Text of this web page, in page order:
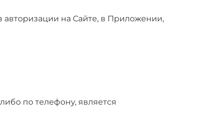
авторизации на Сайте, в Приложении,
по телефону, является